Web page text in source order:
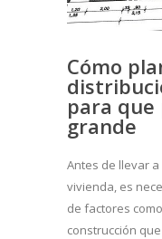
Cómo
para que
grande
Antes de llevar
vivienda, es
de factores
construcción